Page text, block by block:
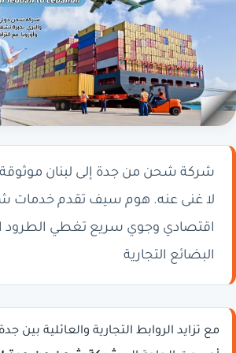
شركة شحن من جدة إلى لبنان موثوقة
لا غنى عنه. هوم سيف تقدم خدمات
اقتصادي وجوي سريع تغطي الطرود
البضائع التجارية
مع تزايد الروابط التجارية والعائلية بين